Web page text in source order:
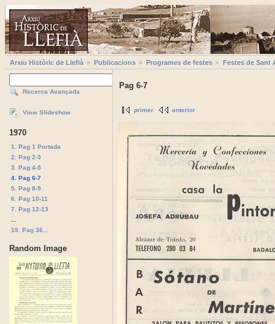
Arxiu Històric de Llefià Publicacions Programes de festes Festes de Sant
Recerca Avançada
View Slideshow
1970
1. Pag 1 Portada
2. Pag 2-3
3. Pag 4-5
4. Pag 6-7
5. Pag 8-9
6. Pag 10-11
7. Pag 12-13
19. Pag 36...
Random Image
Pag 6-7
primer anterior